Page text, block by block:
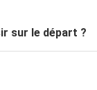
sur le départ ?